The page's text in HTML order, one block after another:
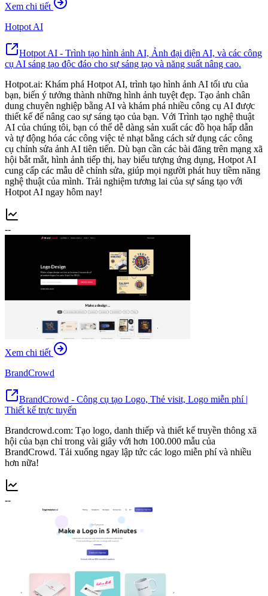
Xem chi tiết
Hotpot AI
Hotpot AI - Trình tạo hình ảnh AI, Ảnh đại diện AI, và các công
cụ AI sáng tạo độc đáo cho sự sáng tạo và năng suất nâng cao.
Hotpot.ai: Khám phá Hotpot AI, trình tạo hình ảnh AI tối ưu của
bạn, biến ý tưởng thành những hình ảnh tuyệt đẹp. Tạo ảnh chân
dung chuyên nghiệp bằng AI và khám phá nhiều công cụ AI được
thiết kế để nâng cao sự sáng tạo của bạn. Với Trình tạo nghệ thuật
AI của chúng tôi, bạn có thể dễ dàng sản xuất các đồ họa hấp dẫn
và tự động hóa các công việc tẻ nhạt bằng cách sử dụng các công
cụ chỉnh sửa ảnh AI tiên tiến. Dù bạn cần các bài đăng trên mạng xã
hội bắt mắt, hình ảnh tiếp thị, hay biểu tượng ứng dụng, Hotpot AI
cung cấp các mẫu dễ chỉnh sửa, giúp mọi người phát huy tiềm năng
nghệ thuật của mình. Trải nghiệm tương lai của sự sáng tạo với
Hotpot AI ngay hôm nay!
--
Xem chi tiết
BrandCrowd
BrandCrowd - Công cụ tạo Logo, Thẻ visit, Logo miễn phí |
Thiết kế trực tuyến
Brandcrowd.com: Tạo logo, danh thiếp và thiết kế truyền thông xã
hội của bạn chỉ trong vài giây với hơn 100.000 mẫu của
BrandCrowd. Tải xuống ngay lập tức các logo miễn phí và nhiều
hơn nữa!
--